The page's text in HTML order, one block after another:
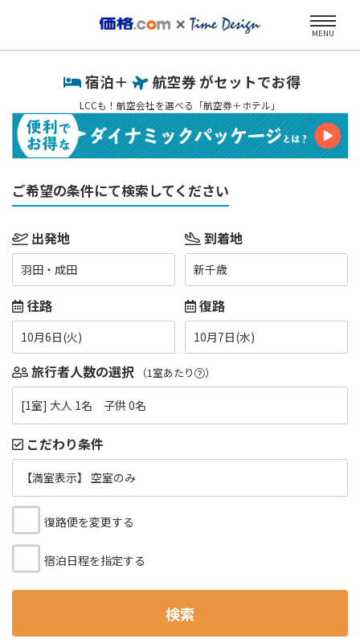
MENU
宿泊＋ 航空券 がセットでお得
LCCも！航空会社を選べる「航空券＋ホテル」
ご希望の条件にて検索してください
出発地
羽田・成田
到着地
新千歳
往路
10月6日(火)
復路
10月7日(水)
旅行者人数の選択 （1室あたり ）
[1室] 大人 1名 子供 0名
こだわり条件
【満室表示】 空室のみ
復路便を変更する
宿泊日程を指定する
検索